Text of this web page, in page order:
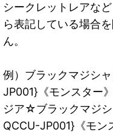
シークレットレアな
ら表記している場合
ん。
例）ブラックマジシ
JP001}《モンスター
ジア☆ブラックマジ
QCCU-JP001}《モン